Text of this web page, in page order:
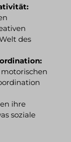
des
ihre
soziale